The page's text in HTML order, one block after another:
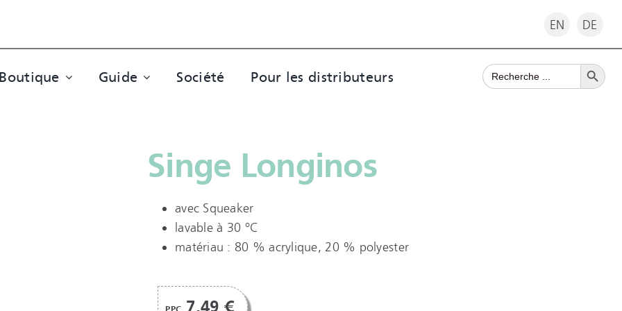
EN DE
Guide Société Pour les distributeurs
Search
for:
Search Button
Singe Longinos
avec Squeaker
lavable à 30 °C
matériau : 80 % acrylique, 20 % polyester
7,49 €